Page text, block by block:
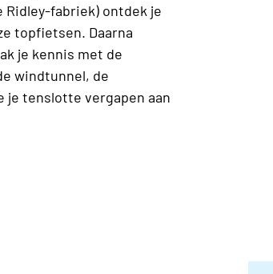
Ridley-fabriek) ontdek je
topfietsen. Daarna
je kennis met de
windtunnel, de
je tenslotte vergapen aan